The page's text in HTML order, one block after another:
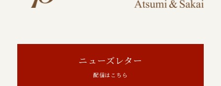
ニューズレター
配信はこちら